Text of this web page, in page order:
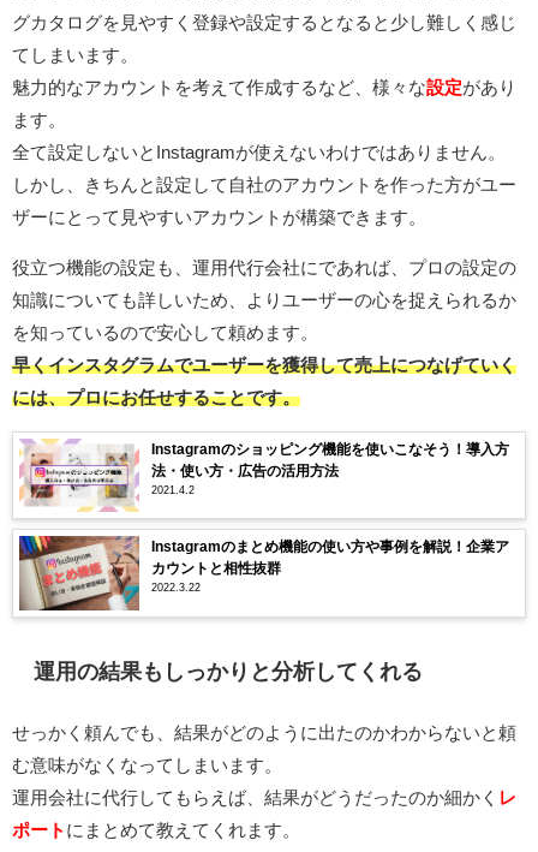
グカタログを見やすく登録や設定するとなると少し難しく感じ
てしまいます。
魅力的なアカウントを考えて作成するなど、様々な設定があり
ます。
全て設定しないとInstagramが使えないわけではありません。
しかし、きちんと設定して自社のアカウントを作った方がユー
ザーにとって見やすいアカウントが構築できます。
役立つ機能の設定も、運用代行会社にであれば、プロの設定の
知識についても詳しいため、よりユーザーの心を捉えられるか
を知っているので安心して頼めます。
早くインスタグラムでユーザーを獲得して売上につなげていく
には、プロにお任せすることです。
Instagramのショッピング機能を使いこなそう！導入方
法・使い方・広告の活用方法
2021.4.2
Instagramのまとめ機能の使い方や事例を解説！企業ア
カウントと相性抜群
2022.3.22
運用の結果もしっかりと分析してくれる
せっかく頼んでも、結果がどのように出たのかわからないと頼
む意味がなくなってしまいます。
運用会社に代行してもらえば、結果がどうだったのか細かく レ
ポート にまとめて教えてくれます。